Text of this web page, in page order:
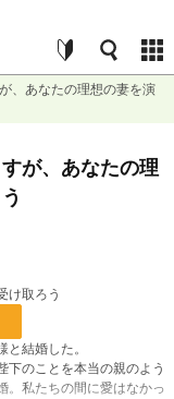
、あなたの理想の妻を演
が、あなたの理
け取ろう
結婚した。
下のことを本当の親のよう
。私たちの間に愛はなかっ